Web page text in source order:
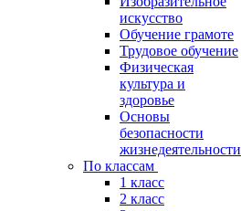
искусство
Обучение грамоте
Трудовое обучение
Физическая
культура и
здоровье
Основы
безопасности
жизнедеятельности
По классам
1 класс
2 класс